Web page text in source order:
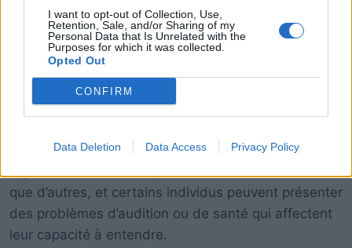
I want to opt-out of Collection, Use,
Retention, Sale, and/or Sharing of my
Personal Data that Is Unrelated with the
Purposes for which it was collected.
Opted Out
CONFIRM
Data Deletion Data Access Privacy Policy
Il est important de reconnaître que bien que les
être perturbés par des bruits forts et des sons
que d’autres, et certains individus peuvent présenter
des problèmes d’audition ou de santé qui affectent
leur capacité à entendre.